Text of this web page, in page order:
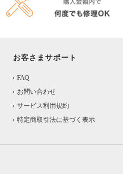
お客さまサポート
FAQ
お問い合わせ
サービス利用規約
特定商取引法に基づく表示